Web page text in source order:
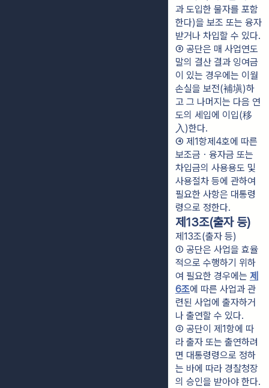
과 도입한 물자를 포함
한다)을 보조 또는 융자
받거나 차입할 수 있다.
③ 공단은 매 사업연도
말의 결산 결과 잉여금
이 있는 경우에는 이월
손실을 보전(補塡)하
고 그 나머지는 다음 연
도의 세입에 이입(移
入)한다.
④ 제1항제4호에 따른
보조금ㆍ융자금 또는
차입금의 사용용도 및
사용절차 등에 관하여
필요한 사항은 대통령
령으로 정한다.
제13조(출자 등)
제13조(출자 등)
① 공단은 사업을 효율
적으로 수행하기 위하
여 필요한 경우에는 제
6조에 따른 사업과 관
련된 사업에 출자하거
나 출연할 수 있다.
② 공단이 제1항에 따
라 출자 또는 출연하려
면 대통령령으로 정하
는 바에 따라 경찰청장
의 승인을 받아야 한다.